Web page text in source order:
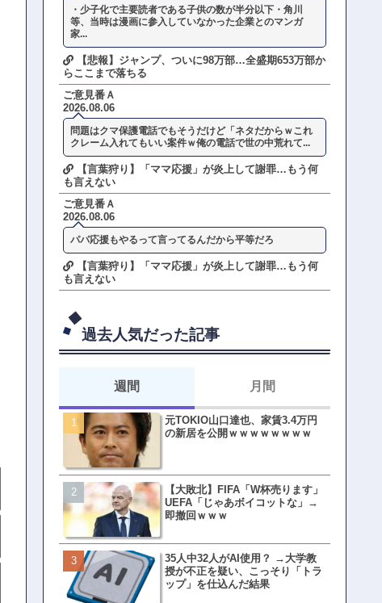
・少子化で主要読者である子供の数が半分以下・角川
等、当時は漫画に参入していなかった企業とのマンガ
家...
【悲報】ジャンプ、ついに98万部…全盛期653万部か
らここまで落ちる
ご意見番Ａ
2026.08.06
問題はクマ保護電話でもそうだけど「ネタだからｗこれ
クレーム入れてもいい案件ｗ俺の電話で世の中荒れて...
【言葉狩り】「ママ応援」が炎上して謝罪…もう何
も言えない
ご意見番Ａ
2026.08.06
パパ応援もやるって言ってるんだから平等だろ
【言葉狩り】「ママ応援」が炎上して謝罪…もう何
も言えない
過去人気だった記事
週間
元TOKIO山口達也、家賃3.4万円
の新居を公開ｗｗｗｗｗｗｗｗ
【大敗北】FIFA「W杯売ります」
UEFA「じゃあボイコットな」→
即撤回ｗｗｗ
35人中32人がAI使用？ →大学教
授が不正を疑い、こっそり「トラ
ップ」を仕込んだ結果
月間
【悲報】東京着く前にHP尽
方民ｗｗｗ移動だけで瀕死
【ファーw】水着女子さん
オッサン盗撮してる…通報
皇族確保策、天皇陛下の一
界ピリつくｗｗｗ